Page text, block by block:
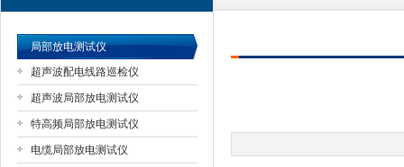
扬州国浩电气有限公司
局部放电测试仪
超声波配电线路巡检仪
超声波局部放电测试仪
特高频局部放电测试仪
电缆局部放电测试仪